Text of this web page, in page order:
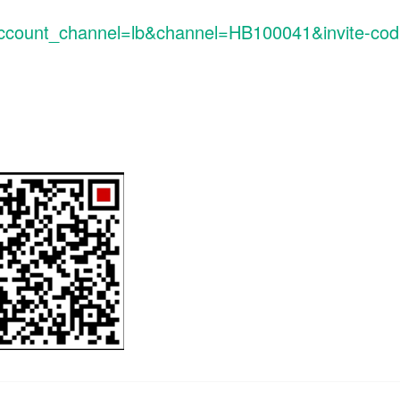
cod